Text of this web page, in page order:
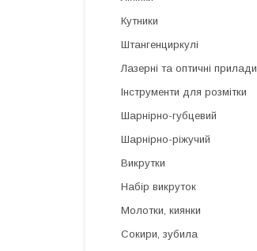
Кутники
Штангенциркулі
Лазерні та оптичні прилади
Інструменти для розмітки
Шарнірно-губцевий
Шарнірно-ріжучий
Викрутки
Набір викруток
Молотки, киянки
Сокири, зубила